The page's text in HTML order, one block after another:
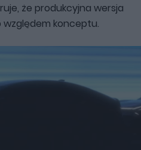
że produkcyjna wersja
względem konceptu.